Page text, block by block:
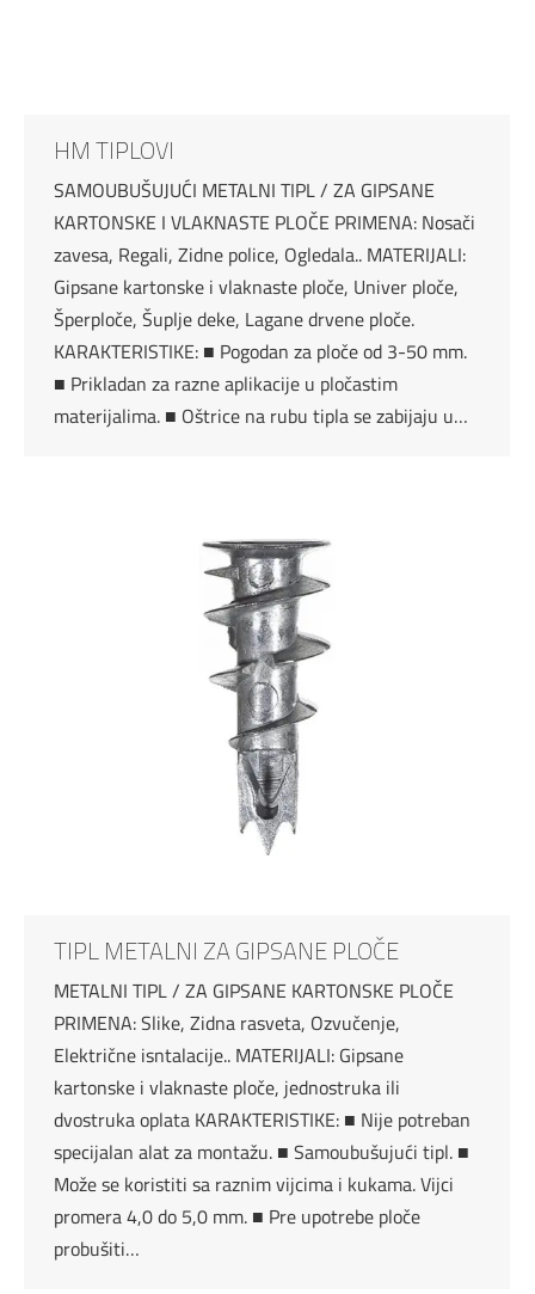
HM TIPLOVI
SAMOUBUŠUJUĆI METALNI TIPL / ZA GIPSANE
KARTONSKE I VLAKNASTE PLOČE PRIMENA: Nosači
zavesa, Regali, Zidne police, Ogledala.. MATERIJALI:
Gipsane kartonske i vlaknaste ploče, Univer ploče,
Šperploče, Šuplje deke, Lagane drvene ploče.
KARAKTERISTIKE: ■ Pogodan za ploče od 3-50 mm.
■ Prikladan za razne aplikacije u pločastim
materijalima. ■ Oštrice na rubu tipla se zabijaju u…
TIPL METALNI ZA GIPSANE PLOČE
METALNI TIPL / ZA GIPSANE KARTONSKE PLOČE
PRIMENA: Slike, Zidna rasveta, Ozvučenje,
Električne isntalacije.. MATERIJALI: Gipsane
kartonske i vlaknaste ploče, jednostruka ili
dvostruka oplata KARAKTERISTIKE: ■ Nije potreban
specijalan alat za montažu. ■ Samoubušujući tipl. ■
Može se koristiti sa raznim vijcima i kukama. Vijci
promera 4,0 do 5,0 mm. ■ Pre upotrebe ploče
probušiti…